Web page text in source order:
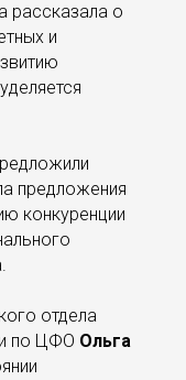
рассказала о
и
предложения
конкуренции
отдела
по ЦФО Ольга